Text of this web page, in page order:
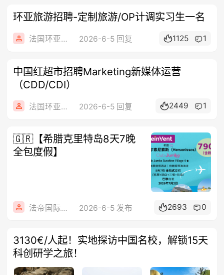
环亚旅游招聘-定制旅游/OP计调实习生一名
法国环亚旅游 2026-6-5 回复 1125 1
中国红超市招聘Marketing新媒体运营
（CDD/CDI）
法国环亚旅游 2026-6-5 回复 2449 1
🇬🇷【希腊克里特岛8天7晚
全包度假】
法帝国际旅行社 2026-6-5 发布 2693 0
3130€/人起！实地探访中国名校，解锁15天
科创研学之旅！